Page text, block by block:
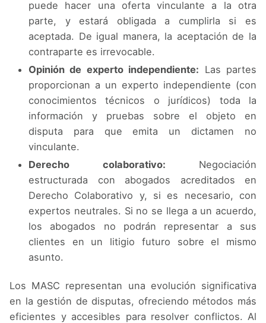
puede hacer una oferta vinculante a la otra
parte, y estará obligada a cumplirla si es
aceptada. De igual manera, la aceptación de la
contraparte es irrevocable.
Opinión de experto independiente: Las partes
proporcionan a un experto independiente (con
conocimientos técnicos o jurídicos) toda la
información y pruebas sobre el objeto en
disputa para que emita un dictamen no
vinculante.
Derecho colaborativo: Negociación
estructurada con abogados acreditados en
Derecho Colaborativo y, si es necesario, con
expertos neutrales. Si no se llega a un acuerdo,
los abogados no podrán representar a sus
clientes en un litigio futuro sobre el mismo
asunto.
Los MASC representan una evolución significativa
en la gestión de disputas, ofreciendo métodos más
eficientes y accesibles para resolver conflictos. Al